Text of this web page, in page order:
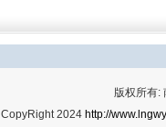
版权所有:
CopyRight 2024 http://